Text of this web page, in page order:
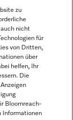
zu
nicht
für
von Dritten,
über
helfen, Ihr
Die
Bloomreach-
Informationen